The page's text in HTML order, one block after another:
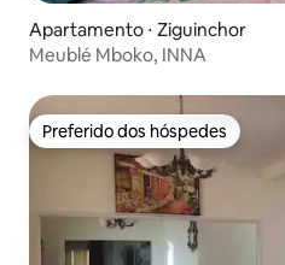
Apartamento ⋅ Ziguinchor
Meublé Mboko, INNA
Preferido dos hóspedes
Preferido dos hóspedes